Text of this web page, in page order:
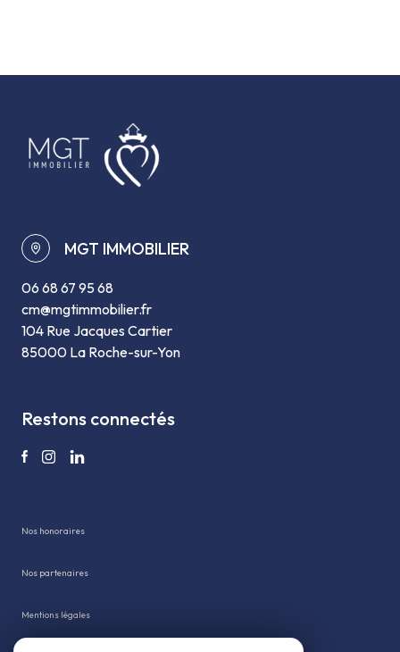
MGT IMMOBILIER
06 68 67 95 68
cm@mgtimmobilier.fr
104 Rue Jacques Cartier
85000 La Roche-sur-Yon
restons connectés
Nos honoraires
Nos partenaires
Mentions légales